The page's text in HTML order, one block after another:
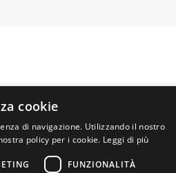
cookie
di navigazione. Utilizzando il nostro
policy per i cookie. Leggi di più
FUNZIONALITÀ